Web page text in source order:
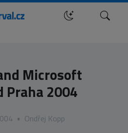
Hledat
Microsoft
Praha 2004
• Ondřej Kopp